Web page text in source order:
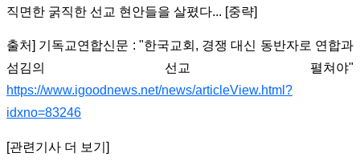
직면한 굵직한 선교 현안들을 살폈다... [중략]
출처] 기독교연합신문 : "한국교회, 경쟁 대신 동반자로 연합과
섬김의 선교 펼쳐야"
https://www.igoodnews.net/news/articleView.html?
idxno=83246
[관련기사 더 보기]